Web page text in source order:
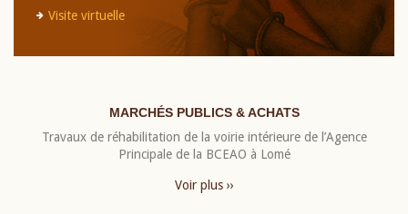
Visite virtuelle
MARCHÉS PUBLICS & ACHATS
Travaux de réhabilitation de la voirie intérieure de l’Agence
Principale de la BCEAO à Lomé
Voir plus ››